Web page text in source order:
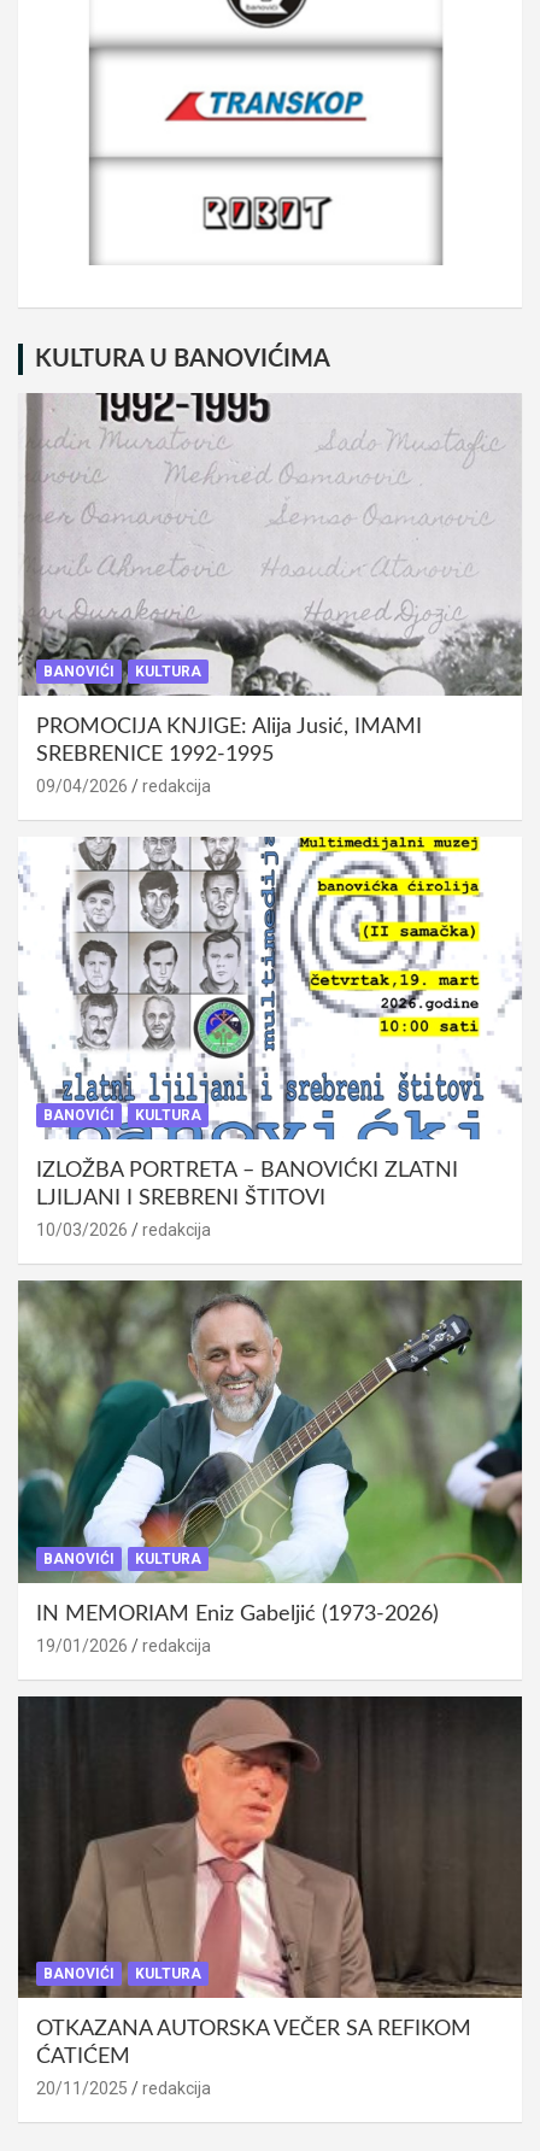
KULTURA U BANOVIĆIMA
BANOVIĆI KULTURA
PROMOCIJA KNJIGE: Alija Jusić, IMAMI
SREBRENICE 1992-1995
09/04/2026 redakcija
BANOVIĆI KULTURA
IZLOŽBA PORTRETA – BANOVIĆKI ZLATNI
LJILJANI I SREBRENI ŠTITOVI
10/03/2026 redakcija
BANOVIĆI KULTURA
IN MEMORIAM Eniz Gabeljić (1973-2026)
19/01/2026 redakcija
BANOVIĆI KULTURA
OTKAZANA AUTORSKA VEČER SA REFIKOM
ĆATIĆEM
20/11/2025 redakcija